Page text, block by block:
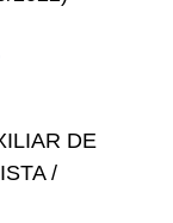
DE
/